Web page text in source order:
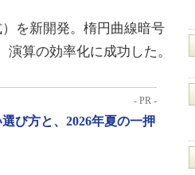
を新開発。楕円曲線暗号
算の効率化に成功した。
- PR -
び方と、2026年夏の一押